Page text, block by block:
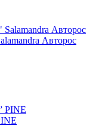
Авторос